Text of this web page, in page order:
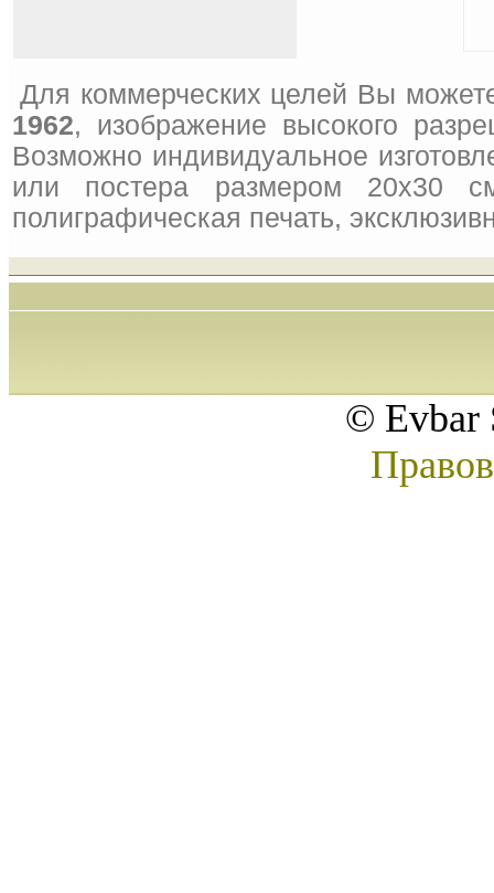
Для коммерческих целей Вы
1962, изображение высокого
Возможно индивидуальное
или постера размером 20x30
полиграфическая печать,
© Evbar